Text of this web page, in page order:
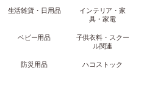
生活雑貨・日用品
インテリア・家
具・家電
ベビー用品
子供衣料・スクー
ル関連
防災用品 ハコストック